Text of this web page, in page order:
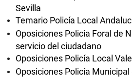
Sevilla
Temario Policía Local
Oposiciones Policía Foral de
servicio del ciudadano
Oposiciones Policía Local
Oposiciones Policía